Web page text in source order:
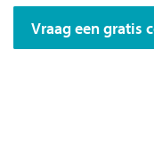
Vraag een gratis